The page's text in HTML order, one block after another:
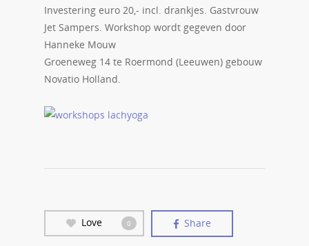
Investering euro 20,- incl. drankjes. Gastvrouw
Jet Sampers. Workshop wordt gegeven door
Hanneke Mouw
Groeneweg 14 te Roermond (Leeuwen) gebouw
Novatio Holland.
Love 0 Share